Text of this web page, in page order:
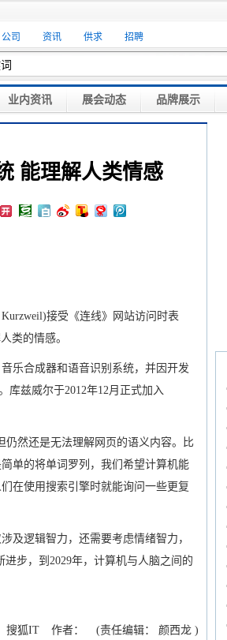
公司 资讯 供求 招聘
业内资讯 展会动态 品牌展示
能理解人类情感
接受《连线》网站访问时表
类的情感。
合成器和语音识别系统，并因开发
库兹威尔于2012年12月正式加入
然还是无法理解网页的语义内容。比
单的将单词罗列，我们希望计算机能
在使用搜索引擎时就能询问一些更复
逻辑智力，还需要考虑情绪智力，
步，到2029年，计算机与人脑之间的
搜狐IT 作者： (责任编辑： 颜西龙 )